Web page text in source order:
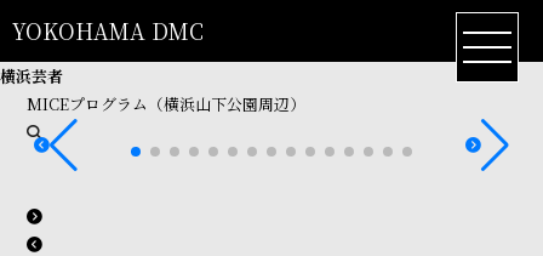
YOKOHAMA DMC
横浜芸者
MICEプログラム（横浜山下公園周辺）